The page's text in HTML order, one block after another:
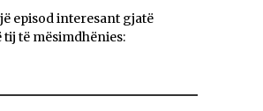
episod interesant gjatë
tij të mësimdhënies: